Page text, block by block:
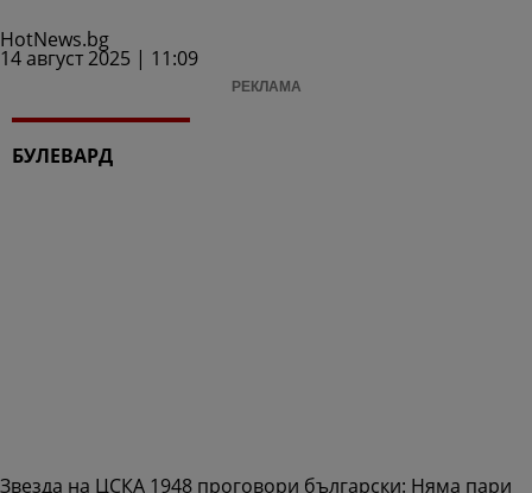
HotNews.bg
14 август 2025 | 11:09
РЕКЛАМА
БУЛЕВАРД
Звезда на ЦСКА 1948 проговори български: Няма пари